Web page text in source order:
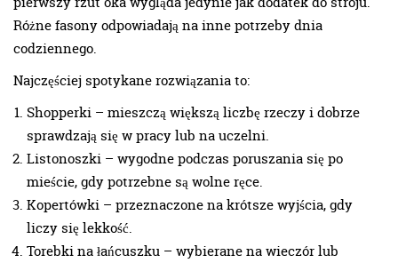
Różne fasony odpowiadają na inne potrzeby dnia
codziennego.
Najczęściej spotykane rozwiązania to:
Shopperki – mieszczą większą liczbę rzeczy i dobrze
sprawdzają się w pracy lub na uczelni.
Listonoszki – wygodne podczas poruszania się po
mieście, gdy potrzebne są wolne ręce.
Kopertówki – przeznaczone na krótsze wyjścia, gdy
liczy się lekkość.
Torebki na łańcuszku – wybierane na wieczór lub